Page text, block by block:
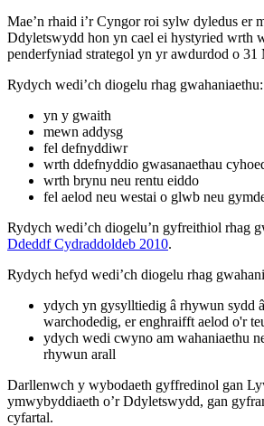
Mae’n rhaid i’r Cyngor roi sylw dyledus er
Ddyletswydd hon yn cael ei hystyried wrth
penderfyniad strategol yn yr awdurdod o 31
Rydych wedi’ch diogelu rhag gwahaniaethu:
yn y gwaith
mewn addysg
fel defnyddiwr
wrth ddefnyddio gwasanaethau
wrth brynu neu rentu eiddo
fel aelod neu westai o glwb neu
Rydych wedi’ch diogelu’n gyfreithiol rhag
Ddeddf Cydraddoldeb 2010.
Rydych hefyd wedi’ch diogelu rhag
ydych yn gysylltiedig â rhywun sydd
warchodedig, er enghraifft aelod o'r
ydych wedi cwyno am wahaniaethu
rhywun arall
Darllenwch y wybodaeth gyffredinol gan
ymwybyddiaeth o’r Ddyletswydd, gan
cyfartal.